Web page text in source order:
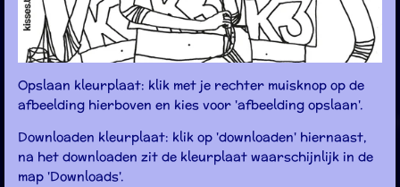
Opslaan kleurplaat: klik met je rechter muisknop op de
afbeelding hierboven en kies voor 'afbeelding opslaan'.
Downloaden kleurplaat: klik op 'downloaden' hiernaast,
na het downloaden zit de kleurplaat waarschijnlijk in de
map 'Downloads'.